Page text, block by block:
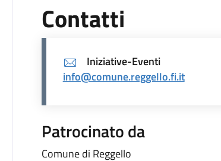
Contatti
Iniziative-Eventi
info@comune.reggello.fi.it
Patrocinato da
Comune di Reggello